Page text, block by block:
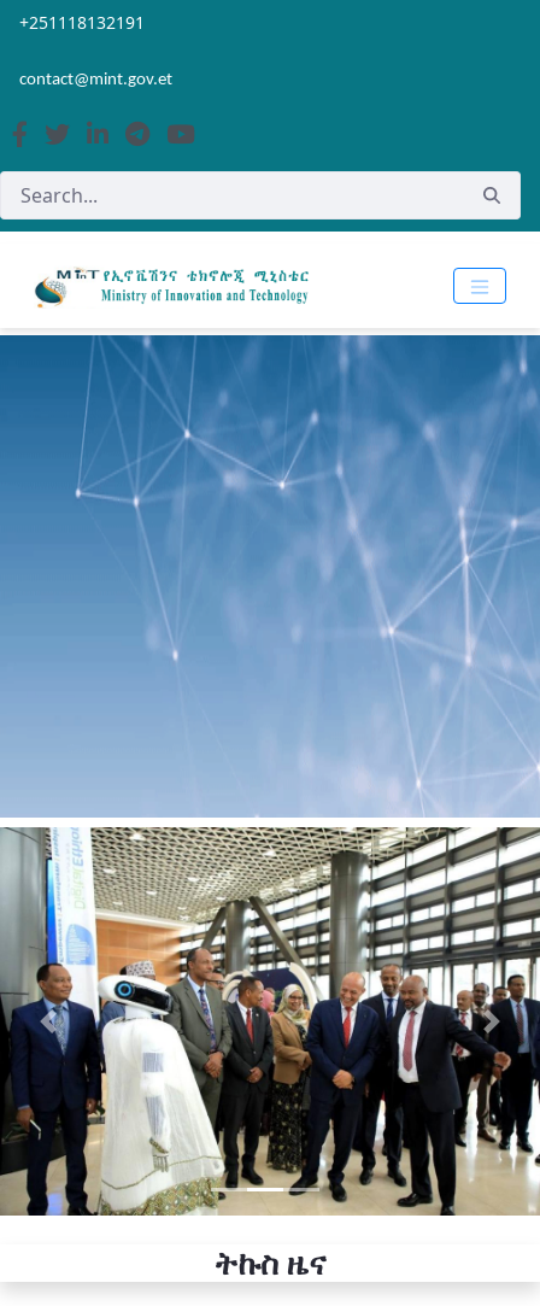
Skip to Main Content
Open Accessibility Menu
+251118132191
contact@mint.gov.et
Previous Next
ትኩስ ዜና